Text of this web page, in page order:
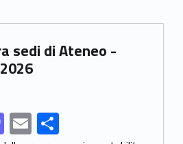
sedi di Ateneo -
M E S